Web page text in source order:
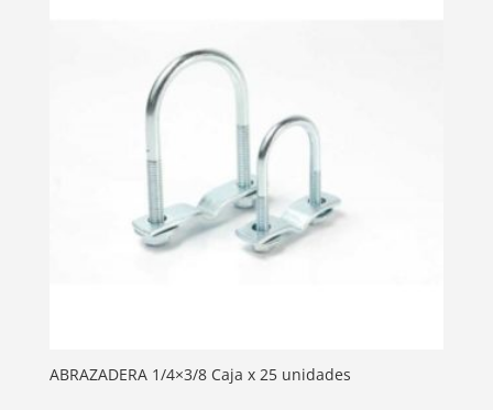
ABRAZADERA 1/4×3/8 Caja x 25 unidades